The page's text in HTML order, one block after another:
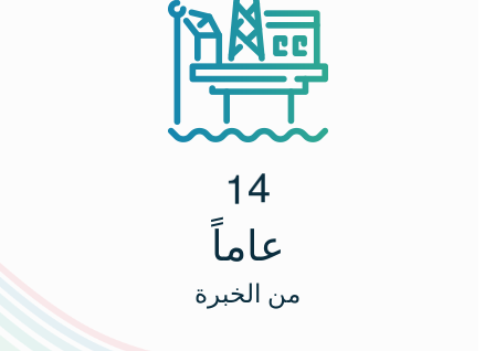
4
1
عاماً
من الخبرة